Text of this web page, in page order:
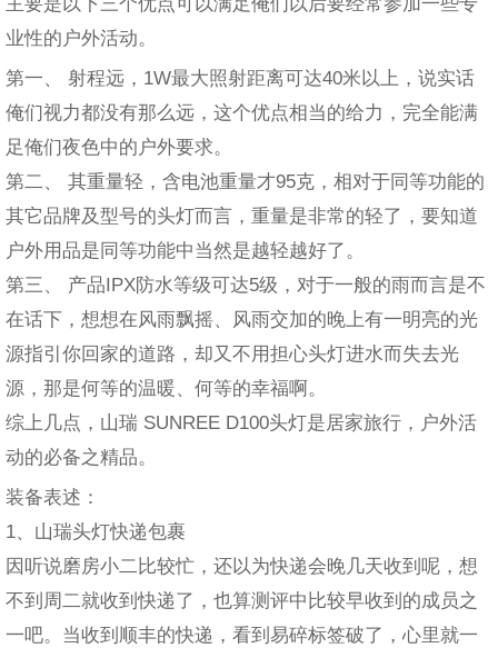
业性的户外活动。
第一、 射程远，1W最大照射距离可达40米以上，说实话
俺们视力都没有那么远，这个优点相当的给力，完全能满
足俺们夜色中的户外要求。
第二、 其重量轻，含电池重量才95克，相对于同等功能的
其它品牌及型号的头灯而言，重量是非常的轻了，要知道
户外用品是同等功能中当然是越轻越好了。
第三、 产品IPX防水等级可达5级，对于一般的雨而言是不
在话下，想想在风雨飘摇、风雨交加的晚上有一明亮的光
源指引你回家的道路，却又不用担心头灯进水而失去光
源，那是何等的温暖、何等的幸福啊。
综上几点，山瑞 SUNREE D100头灯是居家旅行，户外活
动的必备之精品。
装备表述：
1、山瑞头灯快递包裹
因听说磨房小二比较忙，还以为快递会晚几天收到呢，想
不到周二就收到快递了，也算测评中比较早收到的成员之
一吧。当收到顺丰的快递，看到易碎标签破了，心里就一